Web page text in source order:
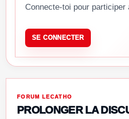
Connecte-toi pour participer
SE CONNECTER
FORUM LECATHO
PROLONGER LA